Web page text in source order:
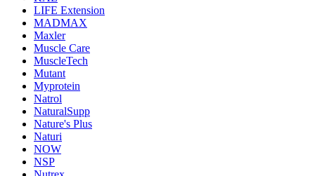
LIFE Extension
MADMAX
Maxler
Muscle Care
MuscleTech
Mutant
Myprotein
Natrol
NaturalSupp
Nature's Plus
Naturi
NOW
NSP